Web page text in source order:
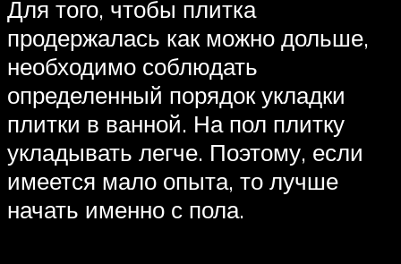
Для того, чтобы плитка
продержалась как можно дольше,
необходимо соблюдать
определенный порядок укладки
плитки в ванной. На пол плитку
укладывать легче. Поэтому, если
имеется мало опыта, то лучше
начать именно с пола.